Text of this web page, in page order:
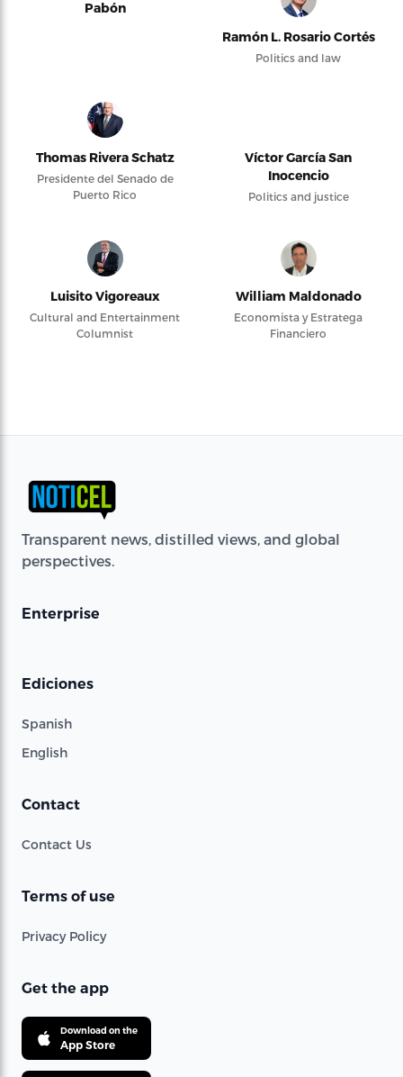
Pabón
Ramón L. Rosario Cortés
Politics and law
Thomas Rivera Schatz
Presidente del Senado de
Puerto Rico
Víctor García San
Inocencio
Politics and justice
Luisito Vigoreaux
Cultural and Entertainment
Columnist
William Maldonado
Economista y Estratega
Financiero
Transparent news, distilled views, and global
perspectives.
Enterprise
Ediciones
Spanish
English
Contact
Contact Us
Terms of use
Privacy Policy
Get the app
Download on the
App Store